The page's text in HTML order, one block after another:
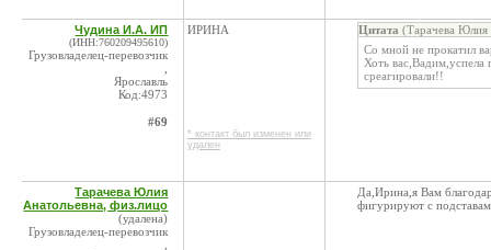
Чудина И.А. ИП
(ИНН:760209495610)
Грузовладелец-перевозчик
Ярославль
Код:4973
#69
ИРИНА
* контакт был изменен или
удален
Цитата (Тарачева
Со мной не прокатил
Хоть
среагировали!!
Тарачева Юлия
Анатольевна, физ.лицо
(удалена)
Грузовладелец-перевозчик
Да,Ирина,я Вам
фигурируют с